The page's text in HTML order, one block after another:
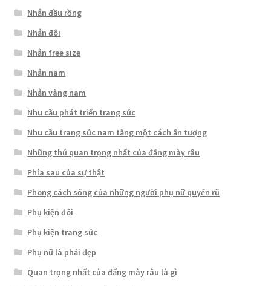
Nhẫn đầu rồng
Nhẫn đôi
Nhẫn free size
Nhẫn nam
Nhẫn vàng nam
Nhu cầu phát triển trang sức
Nhu cầu trang sức nam tăng một cách ấn tượng
Những thứ quan trọng nhất của đấng mày râu
Phía sau của sự thật
Phong cách sống của những người phụ nữ quyến rũ
Phụ kiện đôi
Phụ kiện trang sức
Phụ nữ là phải đẹp
Quan trọng nhất của đấng mày râu là gì